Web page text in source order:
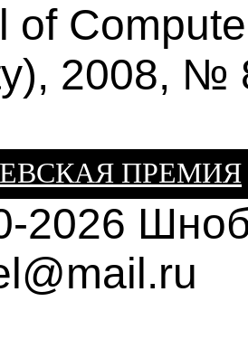
of
2008, №
ПРЕМИЯ
2026